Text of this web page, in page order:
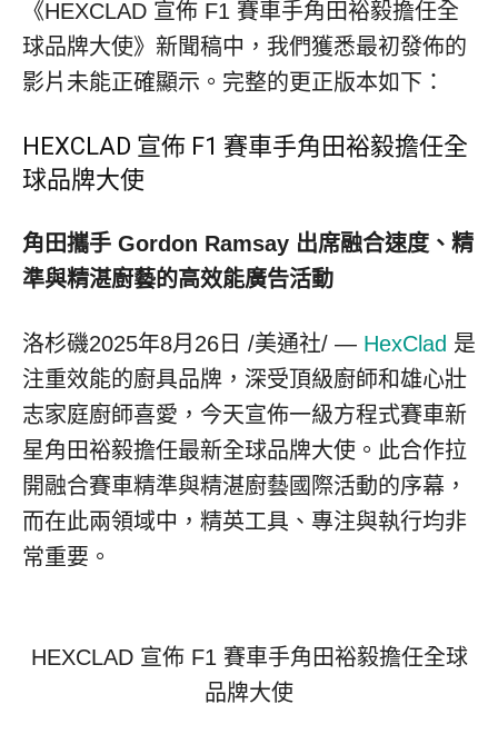
《HEXCLAD 宣佈 F1 賽車手角田裕毅擔任全
球品牌大使》新聞稿中，我們獲悉最初發佈的
影片未能正確顯示。完整的更正版本如下：
HEXCLAD 宣佈 F1 賽車手角田裕毅擔任全
球品牌大使
角田攜手 Gordon Ramsay 出席融合速度、精
準與精湛廚藝的高效能廣告活動
洛杉磯2025年8月26日 /美通社/ — HexClad 是
注重效能的廚具品牌，深受頂級廚師和雄心壯
志家庭廚師喜愛，今天宣佈一級方程式賽車新
星角田裕毅擔任最新全球品牌大使。此合作拉
開融合賽車精準與精湛廚藝國際活動的序幕，
而在此兩領域中，精英工具、專注與執行均非
常重要。
HEXCLAD 宣佈 F1 賽車手角田裕毅擔任全球
品牌大使